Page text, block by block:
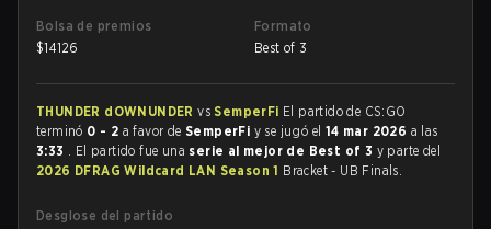
Bolsa de premios
$14126
Formato
Best of 3
THUNDER dOWNUNDERvs SemperFi El partido de CS:GO
terminó 0 - 2 a favor deSemperFi y se jugó el 14 mar 2026 a las
3:33 . El partido fue una serie al mejor de Best of 3 y parte del
2026 DFRAG Wildcard LAN Season 1 Bracket - UB Finals.
Desglose del partido